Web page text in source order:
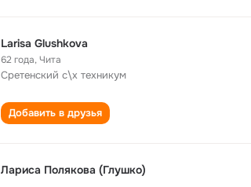
Larisa Glushkova
62 года,Чита
Сретенский с\х техникум
Добавить в друзья
Лариса Полякова (Глушко)